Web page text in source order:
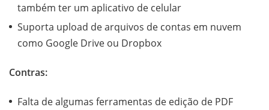
também ter um aplicativo de celular
Suporta upload de arquivos de contas em nuvem
como Google Drive ou Dropbox
Contras:
Falta de algumas ferramentas de edição de PDF